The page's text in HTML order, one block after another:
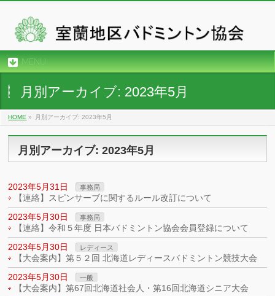
MENU
月別アーカイブ: 2023年5月
HOME » 月別アーカイブ: 2023年5月
月別アーカイブ: 2023年5月
2023年5月31日 事務局
【連絡】スピンサーブに関するルール改訂について
2023年5月30日
事務局
【連絡】令和５年度 日本バドミントン協会会員登録について
2023年5月30日
レディース
【大会案内】第５２回 北海道レディースバドミントン競技大会
2023年5月30日
一般
【大会案内】第67回北海道社会人・第16回北海道シニア大会